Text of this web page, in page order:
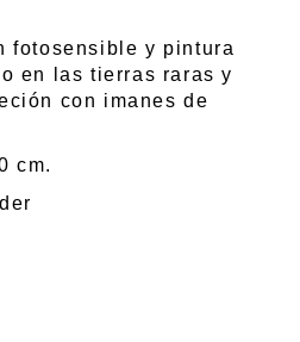
fotosensible y pintura
en las tierras raras y
con imanes de
cm.